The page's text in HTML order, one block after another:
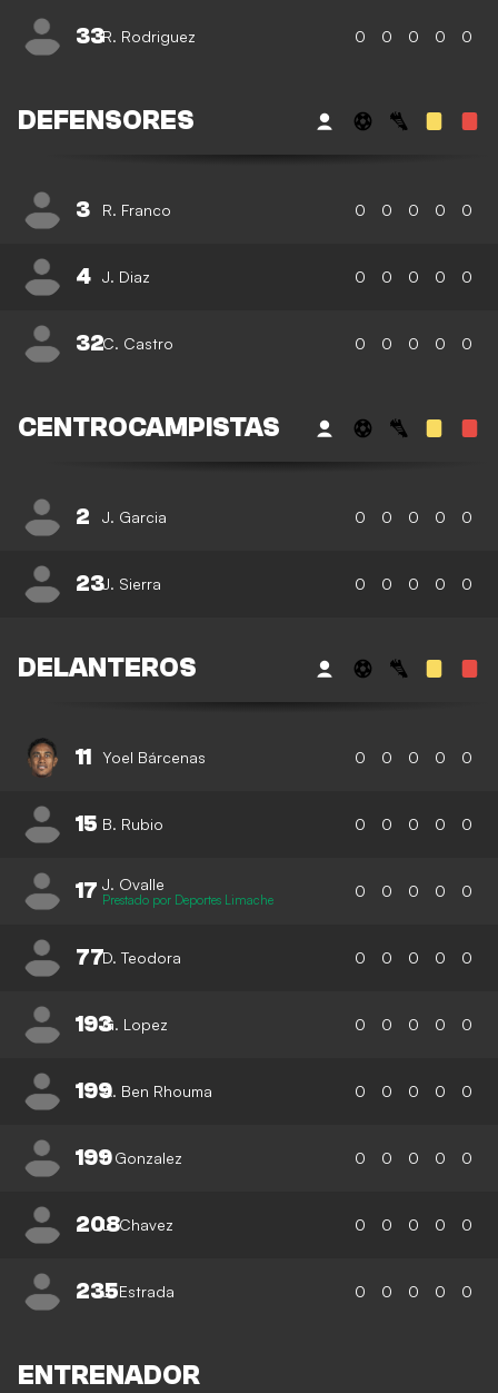
33R. Rodriguez 0 0 0 0 0
DEFENSORES
3 R. Franco 0 0 0 0 0
4 J. Diaz 0 0 0 0 0
32C. Castro 0 0 0 0 0
CENTROCAMPISTAS
2 J. Garcia 0 0 0 0 0
23J. Sierra 0 0 0 0 0
DELANTEROS
11 Yoel Bárcenas 0 0 0 0 0
15 B. Rubio 0 0 0 0 0
17 J. Ovalle
Prestado por Deportes Limache 0 0 0 0 0
77D. Teodora 0 0 0 0 0
193G. Lopez 0 0 0 0 0
199A. Ben Rhouma 0 0 0 0 0
199I. Gonzalez 0 0 0 0 0
208L. Chavez 0 0 0 0 0
235J. Estrada 0 0 0 0 0
ENTRENADOR